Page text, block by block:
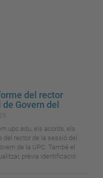
del rector
Govern del
els acords, els
rector de la sessió del
de la UPC. També el
prèvia identificació